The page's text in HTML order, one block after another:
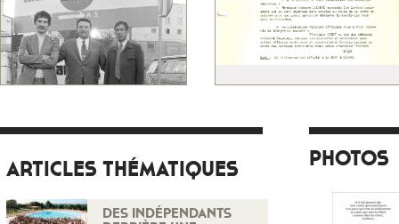
ARTICLES THÉMATIQUES
DES INDÉPENDANTS
PHOTOS